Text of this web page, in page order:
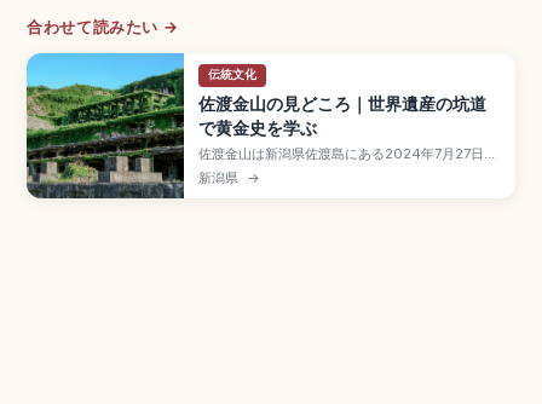
合わせて読みたい →
伝統文化
佐渡金山の見どころ｜世界遺産の坑道
で黄金史を学ぶ
佐渡金山は新潟県佐渡島にある2024年7月27日に
ユネスコ世界文化遺産登録の鉱山遺跡で、1601年
に相川金銀山で主要鉱脈が発見されて以来、江戸
新潟県 →